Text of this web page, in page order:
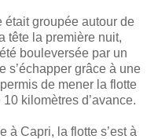
était groupée autour de
tête la première nuit,
bouleversée par un
s’échapper grâce à une
de mener la flotte
kilomètres d’avance.
à Capri, la flotte s’est à